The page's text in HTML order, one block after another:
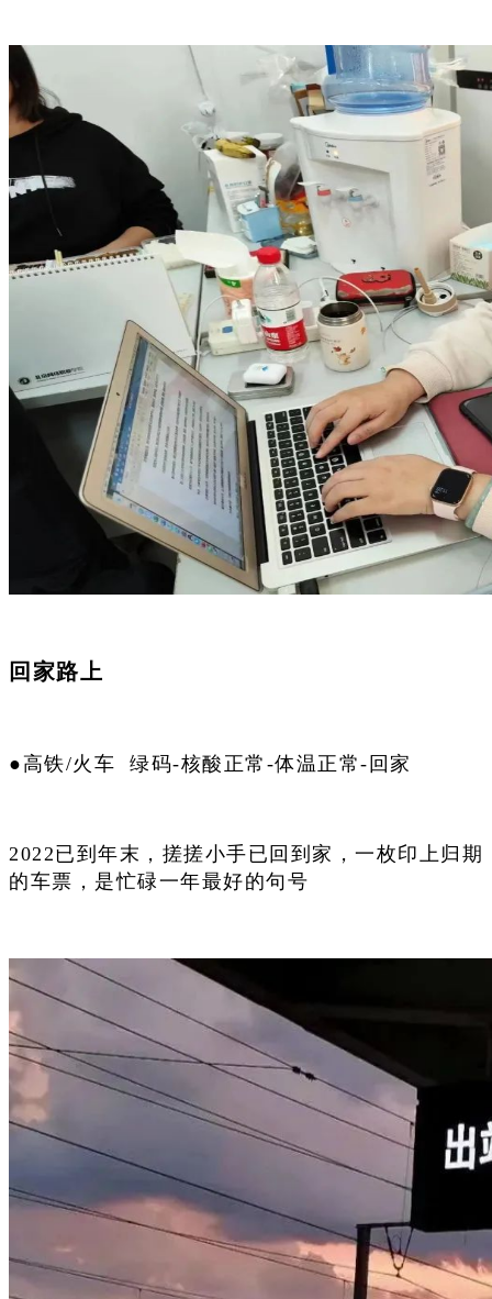
回家路上
●高铁/火车 绿码-核酸正常-体温正常-回家
2022已到年末，搓搓小手已回到家，一枚印上归期
的车票，是忙碌一年最好的句号